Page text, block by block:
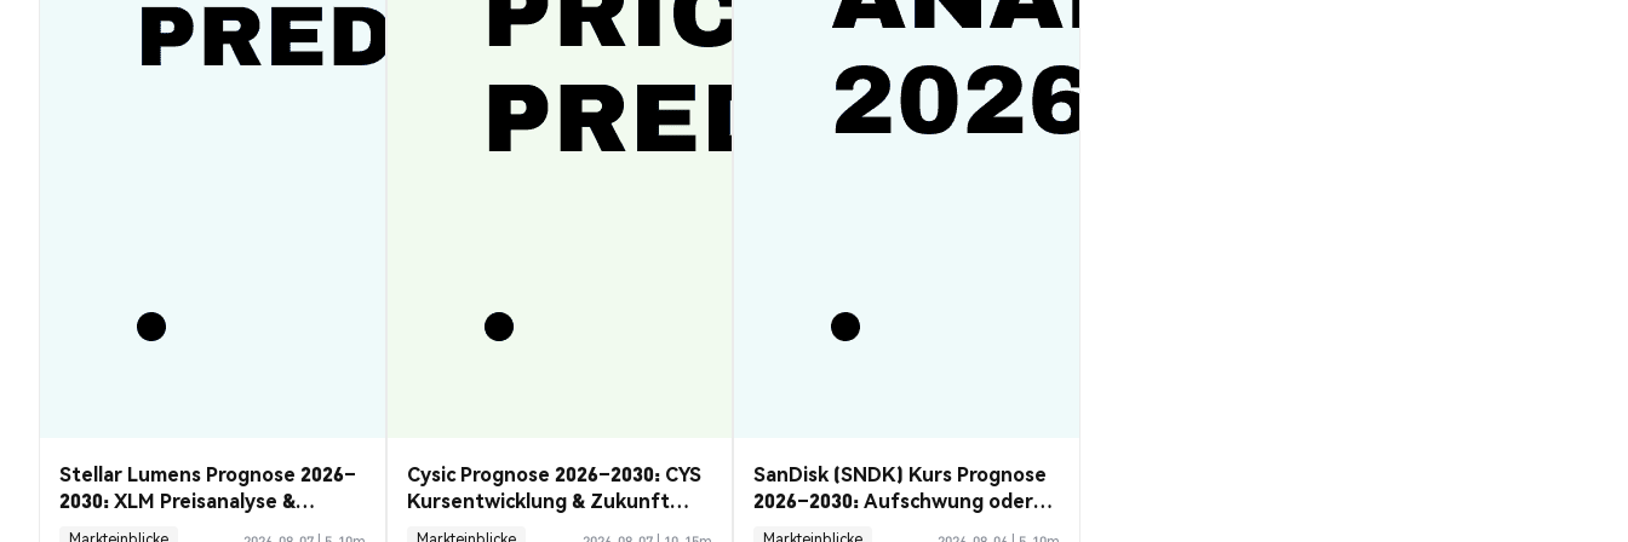
Stellar Lumens Prognose 2026–
2030: XLM Preisanalyse &
Chancen
Cysic Prognose 2026–2030: CYS
Kursentwicklung & Zukunft
Guide
SanDisk (SNDK) Kurs Prognose
2026–2030: Aufschwung oder
Rückzug?